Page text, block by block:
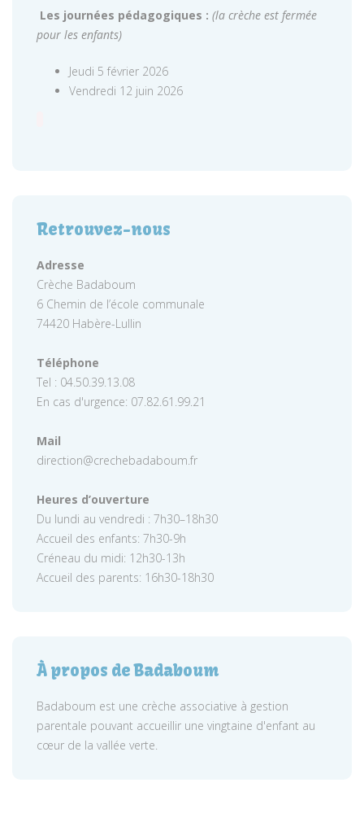
Les journées pédagogiques : (la crèche est fermée
pour les enfants)
Jeudi 5 février 2026
Vendredi 12 juin 2026
Retrouvez-nous
Adresse
Crèche Badaboum
6 Chemin de l’école communale
74420 Habère-Lullin
Téléphone
Tel : 04.50.39.13.08
En cas d'urgence: 07.82.61.99.21
Mail
direction@crechebadaboum.fr
Heures d’ouverture
Du lundi au vendredi : 7h30–18h30
Accueil des enfants: 7h30-9h
Créneau du midi: 12h30-13h
Accueil des parents: 16h30-18h30
À propos de Badaboum
Badaboum est une crèche associative à gestion
parentale pouvant accueillir une vingtaine d'enfant au
cœur de la vallée verte.